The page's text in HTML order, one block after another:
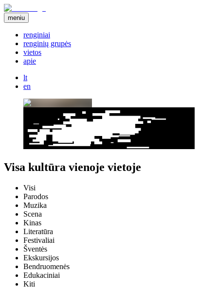
meniu
renginiai
renginių grupės
vietos
apie
lt
en
Visa kultūra vienoje vietoje
Visi
Parodos
Muzika
Scena
Kinas
Literatūra
Festivaliai
Šventės
Ekskursijos
Bendruomenės
Edukaciniai
Kiti